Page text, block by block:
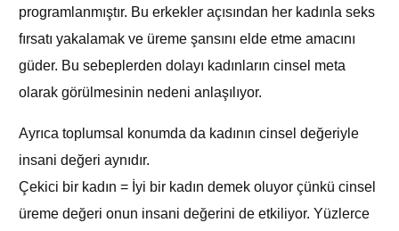
programlanmıştır. Bu erkekler açısından her kadınla seks
fırsatı yakalamak ve üreme şansını elde etme amacını
güder. Bu sebeplerden dolayı kadınların cinsel meta
olarak görülmesinin nedeni anlaşılıyor.
Ayrıca toplumsal konumda da kadının cinsel değeriyle
insani değeri aynıdır.
Çekici bir kadın = İyi bir kadın demek oluyor çünkü cinsel
üreme değeri onun insani değerini de etkiliyor. Yüzlerce